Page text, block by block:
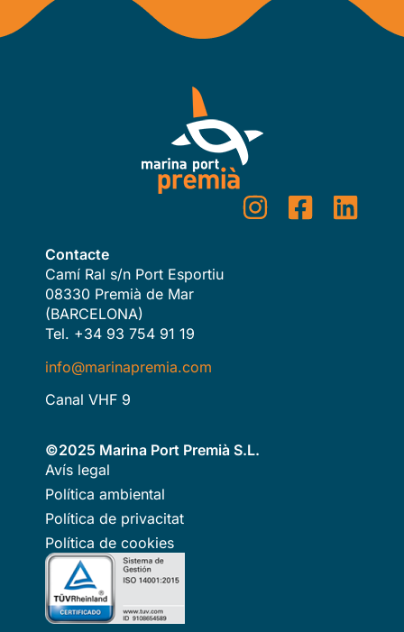
Contacte
Camí Ral s/n Port Esportiu
08330 Premià de Mar
(BARCELONA)
Tel. +34 93 754 91 19
info@marinapremia.com
Canal VHF 9
©2025 Marina Port Premià S.L.
Avís legal
Política ambiental
Política de privacitat
Política de cookies